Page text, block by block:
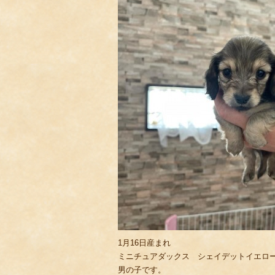
1月16日産まれ
ミニチュアダックス シェイデットイエロ
男の子です。